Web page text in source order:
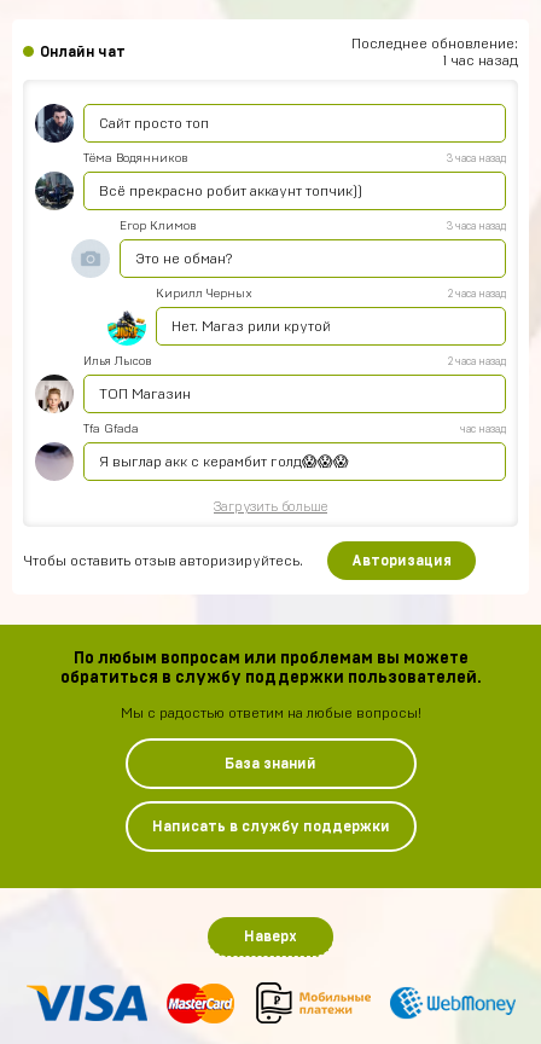
Онлайн чат
Последнее обновление:
1 час назад
спс
Сайт просто топ
Тёма Водянников 3 часа назад
Всё прекрасно робит аккаунт топчик))
Егор Климов 3 часа назад
Это не обман?
Кирилл Черных 2 часа назад
Нет. Магаз рили крутой
Илья Лысов 2 часа назад
ТОП Магазин
Tfa Gfada час назад
Я выглар акк с керамбит голд😱😱😱
Загрузить больше
Чтобы оставить отзыв авторизируйтесь. Авторизация
По любым вопросам или проблемам вы можете
обратиться в службу поддержки пользователей.
Мы с радостью ответим на любые вопросы!
База знаний
Написать в службу поддержки
Наверх